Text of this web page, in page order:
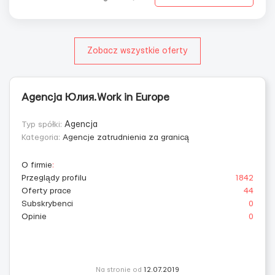
Zobacz wszystkie oferty
Agencja Юлия.Work in Europe
Typ spółki: Agencja
Kategoria: Agencje zatrudnienia za granicą
O firmie:
Przeglądy profilu
1842
Oferty prace
44
Subskrybenci
0
Opinie
0
Na stronie od 12.07.2019